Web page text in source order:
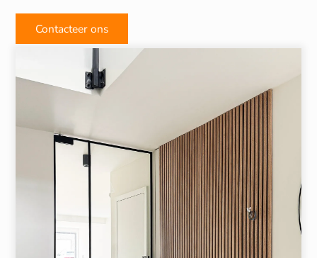
Contacteer ons